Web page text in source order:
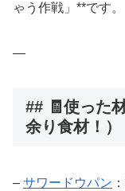
ゃう作戦」**です。
—
## 🧾使った
余り食材！）
– サワードウパン